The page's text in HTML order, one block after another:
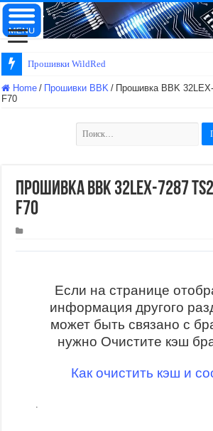
Прошивки WildRed
Home / Прошивки BBK / Прошивка BBK
F70
Найти:
Прошивка BBK 32LEX-7287
F70
Если на странице
информация другого
может быть связано с
нужно Очистите кэш
Как очистить кэш и
.